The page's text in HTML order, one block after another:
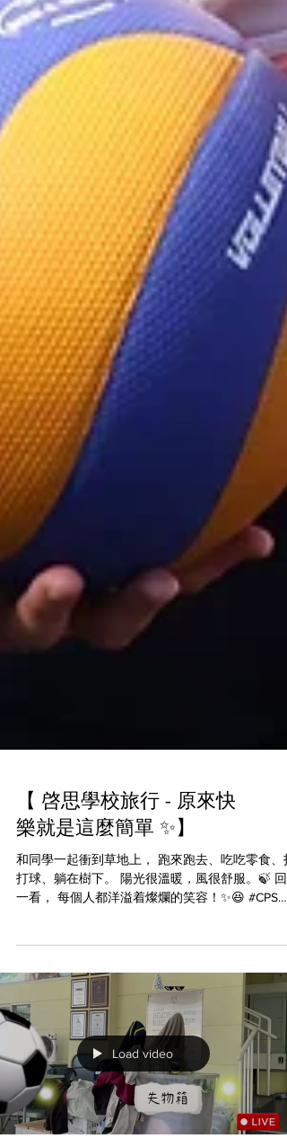
【 啓思學校旅行 - 原來快
樂就是這麼簡單 ✨】
和同學一起衝到草地上， 跑來跑去、吃吃零食、
打球、躺在樹下。 陽光很溫暖，風很舒服。🍃 回
#creativeprimaryschool #活學啓思 #ibworldschool
#createyourfuture #futurekids
Load video